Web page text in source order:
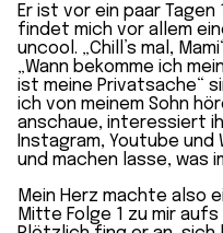
Er ist vor ein paar
findet mich vor allem
uncool . „Chill’s mal,
„Wann bekomme ich
ist meine Privatsache“
ich von meinem Sohn
anschaue, interessiert
Instagram, Youtube und
und machen lasse, was
Mein Herz machte also
Mitte Folge 1 zu mir